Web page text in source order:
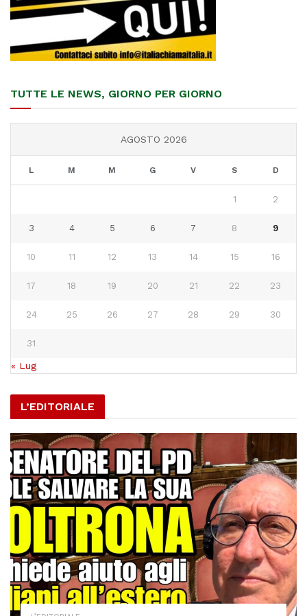
TUTTE LE NEWS, GIORNO PER GIORNO
AGOSTO 2026
L M M G V S D
1 2
3 4 5 6 7 8 9
10 11 12 13 14 15 16
17 18 19 20 21 22 23
24 25 26 27 28 29 30
31
« Lug
L’EDITORIALE